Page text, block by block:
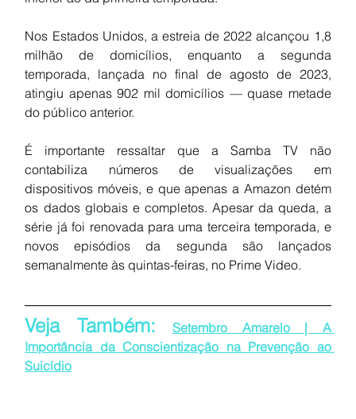
Nos Estados Unidos, a estreia de 2022 alcançou 1,8
milhão de domicílios, enquanto a segunda
temporada, lançada no final de agosto de 2023,
atingiu apenas 902 mil domicílios — quase metade
do público anterior.
É importante ressaltar que a Samba TV não
contabiliza números de visualizações em
dispositivos móveis, e que apenas a Amazon detém
os dados globais e completos. Apesar da queda, a
série já foi renovada para uma terceira temporada, e
novos episódios da segunda são lançados
semanalmente às quintas-feiras, no Prime Video.
Veja Também: Setembro Amarelo | A
Importância da Conscientização na Prevenção ao
Suicídio